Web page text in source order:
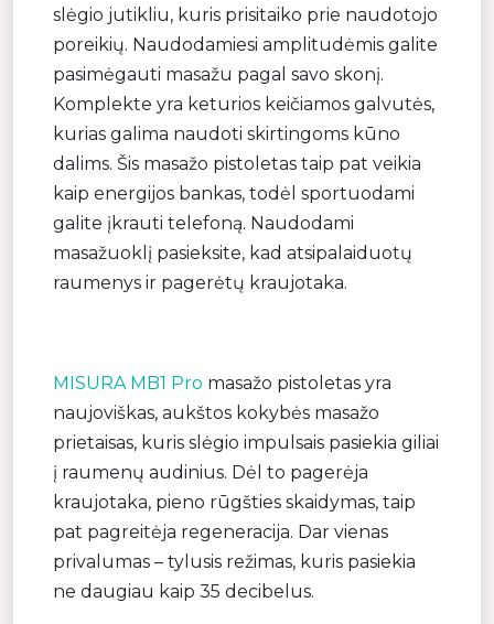
slėgio jutikliu, kuris prisitaiko prie naudotojo
poreikių. Naudodamiesi amplitudėmis galite
pasimėgauti masažu pagal savo skonį.
Komplekte yra keturios keičiamos galvutės,
kurias galima naudoti skirtingoms kūno
dalims. Šis masažo pistoletas taip pat veikia
kaip energijos bankas, todėl sportuodami
galite įkrauti telefoną. Naudodami
masažuoklį pasieksite, kad atsipalaiduotų
raumenys ir pagerėtų kraujotaka.
MISURA MB1 Pro masažo pistoletas yra
naujoviškas, aukštos kokybės masažo
prietaisas, kuris slėgio impulsais pasiekia giliai
į raumenų audinius. Dėl to pagerėja
kraujotaka, pieno rūgšties skaidymas, taip
pat pagreitėja regeneracija. Dar vienas
privalumas – tylusis režimas, kuris pasiekia
ne daugiau kaip 35 decibelus.